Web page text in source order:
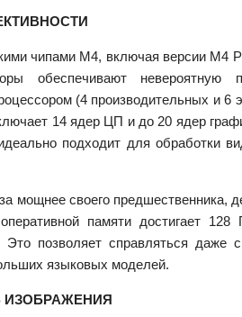
чипами M4, включая версии M4
обеспечивают невероятную
(4 производительных и 6
14 ядер ЦП и до 20 ядер
подходит для обработки
мощнее своего предшественника,
памяти достигает
позволяет справляться даже
языковых моделей.
ИЗОБРАЖЕНИЯ